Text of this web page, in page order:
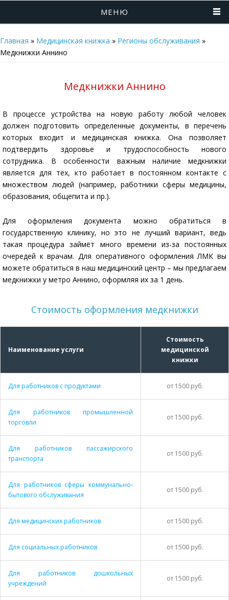
МЕНЮ
Главная » Медицинская книжка » Регионы обслуживания »
Медкнижки Аннино
Медкнижки Аннино
В процессе устройства на новую работу любой человек
должен подготовить определенные документы, в перечень
которых входит и медицинская книжка. Она позволяет
подтвердить здоровье и трудоспособность нового
сотрудника. В особенности важным наличие медкнижки
является для тех, кто работает в постоянном контакте с
множеством людей (например, работники сферы медицины,
образования, общепита и пр.).
Для оформления документа можно обратиться в
государственную клинику, но это не лучший вариант, ведь
такая процедура займёт много времени из-за постоянных
очередей к врачам. Для оперативного оформления ЛМК вы
можете обратиться в наш медицинский центр – мы предлагаем
медкнижки у метро Аннино, оформляя их за 1 день.
Стоимость оформления медкнижки
Наименование услуги
Стоимость
медицинской
книжки
Для работников с продуктами от 1500 руб.
Для работников промышленной
торговли
от 1500 руб.
Для работников пассажирского
транспорта
от 1500 руб.
Для работников сферы коммунально-
бытового обслуживания
от 1500 руб.
Для медицинских работников от 1500 руб.
Для социальных работников от 1500 руб.
Для работников дошкольных
учреждений
от 1500 руб.